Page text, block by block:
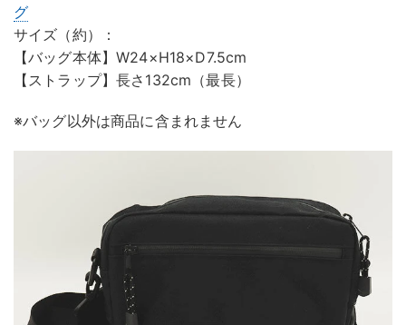
グ
サイズ（約）：
【バッグ本体】W24×H18×D7.5cm
【ストラップ】長さ132cm（最長）
※バッグ以外は商品に含まれません